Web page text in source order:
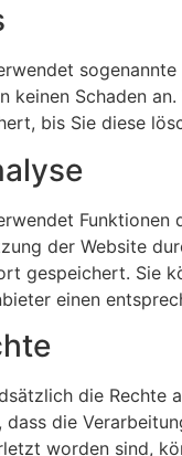
keinen Schaden
bis Sie diese
der Website
gespeichert. Sie
einen
die Rechte
dass die
worden sind,